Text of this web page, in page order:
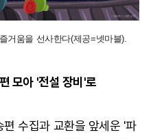
거움을 선사한다(제공=넷마블).
모아 '전설 장비'로
수집과 교환을 앞세운 '파